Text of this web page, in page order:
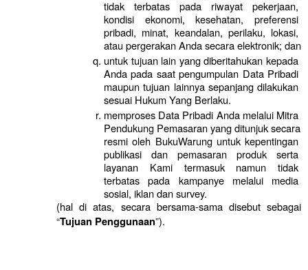
tidak terbatas pada riwayat pekerjaan,
kondisi ekonomi, kesehatan, preferensi
pribadi, minat, keandalan, perilaku, lokasi,
atau pergerakan Anda secara elektronik; dan
untuk tujuan lain yang diberitahukan kepada
Anda pada saat pengumpulan Data Pribadi
maupun tujuan lainnya sepanjang dilakukan
sesuai Hukum Yang Berlaku.
memproses Data Pribadi Anda melalui Mitra
Pendukung Pemasaran yang ditunjuk secara
resmi oleh BukuWarung untuk kepentingan
publikasi dan pemasaran produk serta
layanan Kami termasuk namun tidak
terbatas pada kampanye melalui media
sosial, iklan dan survey.
(hal di atas, secara bersama-sama disebut sebagai
“Tujuan Penggunaan”).